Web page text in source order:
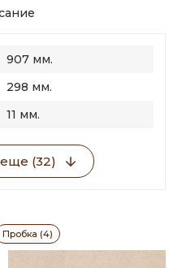
907 мм.
298 мм.
11 мм.
(32)
Пробка (4)